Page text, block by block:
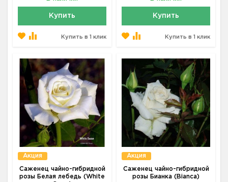
Купить
Купить в 1 клик
Купить
Купить в 1 клик
Акция
Саженец чайно-гибридной
розы Белая лебедь (White
Акция
Саженец чайно-гибридной
розы Бианка (Bianca)